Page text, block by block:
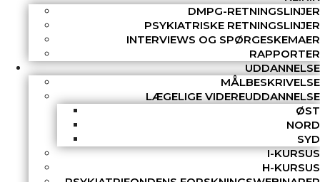
DMPG-RETNINGSLINJER
PSYKIATRISKE RETNINGSLINJER
INTERVIEWS OG SPØRGESKEMAER
RAPPORTER
UDDANNELSE
MÅLBESKRIVELSE
LÆGELIGE VIDEREUDDANNELSE
ØST
NORD
SYD
I-KURSUS
H-KURSUS